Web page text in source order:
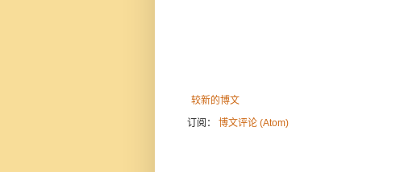
较新的博文
订阅： 博文评论 (Atom)